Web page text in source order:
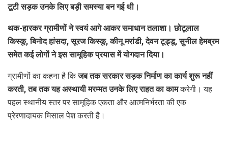
टूटी सड़क उनके लिए बड़ी समस्या बन गई थी।
थक-हारकर ग्रामीणों ने स्वयं आगे आकर समाधान तलाशा। छोटूलाल
किस्कू, बिनोद हांसदा, सूरज किस्कू, कीनू मरांडी, देवन टूड्डू, सुनील हेमब्रम
समेत कई लोगों ने इस सामूहिक प्रयास में योगदान दिया।
ग्रामीणों का कहना है किजब तक सरकार सड़क निर्माण का कार्य शुरू नहीं
करती, तब तक यह अस्थायी मरम्मत उनके लिए राहत का कामकरेगी। यह
पहल स्थानीय स्तर पर सामूहिक एकता और आत्मनिर्भरता की एक
प्रेरणादायक मिसाल पेश करती है।